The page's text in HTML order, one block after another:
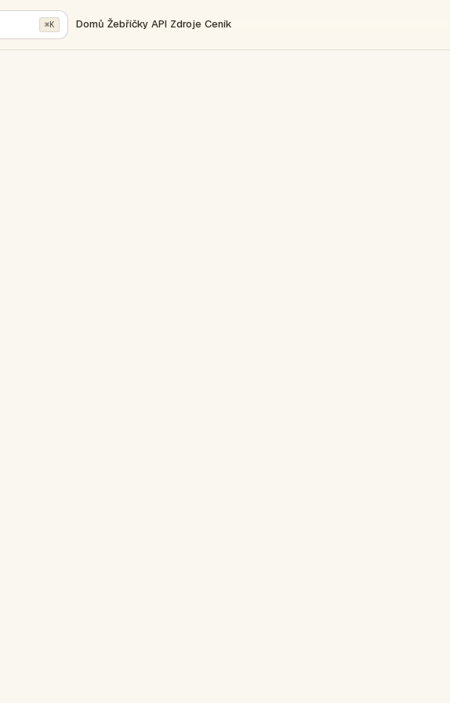
⌘K Domů Žebříčky API Zdroje Ceník